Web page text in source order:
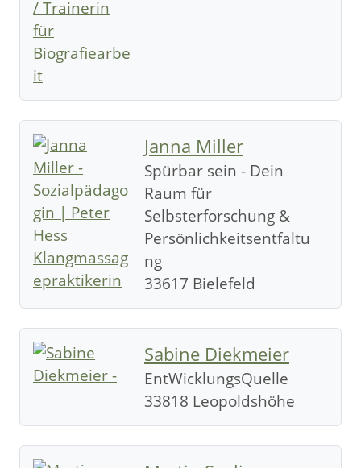
Janna Miller
Spürbar sein - Dein
Raum für
Selbsterforschung &
Persönlichkeitsentfaltu
ng
33617 Bielefeld
Sabine Diekmeier
EntWicklungsQuelle
33818 Leopoldshöhe